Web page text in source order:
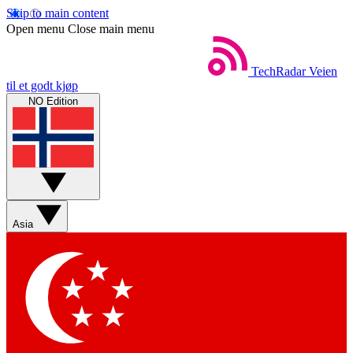
Skip to main content
Open menu Close main menu
TechRadar Veien
til et godt kjøp
NO Edition
Asia